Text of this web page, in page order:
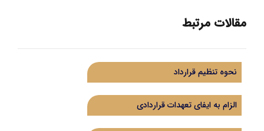
مقالات مرتبط
نحوه تنظیم قرارداد
الزام به ایفای تعهدات قراردادی